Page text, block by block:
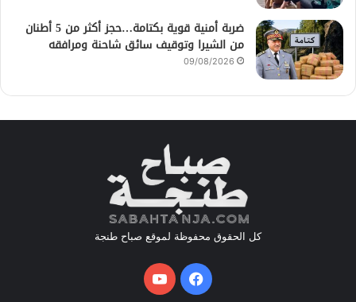
ضربة أمنية قوية بكتامة…حجز أكثر من 5 أطنان
من الشيرا وتوقيف سائق شاحنة ومرافقه
09/08/2026
كل الحقوق محفوظة لموقع صباح طنجة
فيسبوكيوتيوب